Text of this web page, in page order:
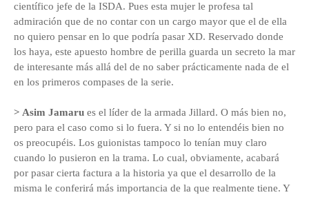
científico jefe de la ISDA. Pues esta mujer le profesa tal
admiración que de no contar con un cargo mayor que el de ella
no quiero pensar en lo que podría pasar XD. Reservado donde
los haya, este apuesto hombre de perilla guarda un secreto la mar
de interesante más allá del de no saber prácticamente nada de el
en los primeros compases de la serie.
> Asim Jamaru es el líder de la armada Jillard. O más bien no,
pero para el caso como si lo fuera. Y si no lo entendéis bien no
os preocupéis. Los guionistas tampoco lo tenían muy claro
cuando lo pusieron en la trama. Lo cual, obviamente, acabará
por pasar cierta factura a la historia ya que el desarrollo de la
misma le conferirá más importancia de la que realmente tiene. Y